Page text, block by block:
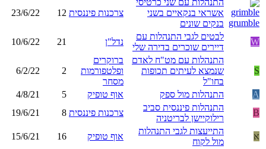
התנהלות עם שני כרטיסי
אשראי בנקאיים בשני
בנקים שונים
צרכנות פיננסית 12
23/6/22
W
לבטים לגבי התנהלות עם
דיירים שוכרים בדירה שלי
נדל"ן 21
10/6/22
S
התנהלות עם מט"ח לאדם
שנמצא לעיתים תכופות
בחו"ל
ברוקרים
ופלטפורמות
מסחר
2
6/2/22
A התנהלות מול ספק אוף טופיק 5
4/8/21
B
התנהלות פיננסית סביב
רילוקיישן לבריטניה
צרכנות פיננסית 8
19/6/21
א
התייעצות לגבי התנהלות
מול לקוח
אוף טופיק 16
15/6/21